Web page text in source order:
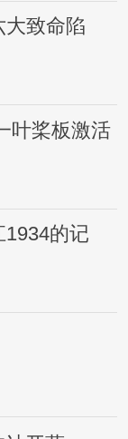
大致命陷
叶桨板激活
的记